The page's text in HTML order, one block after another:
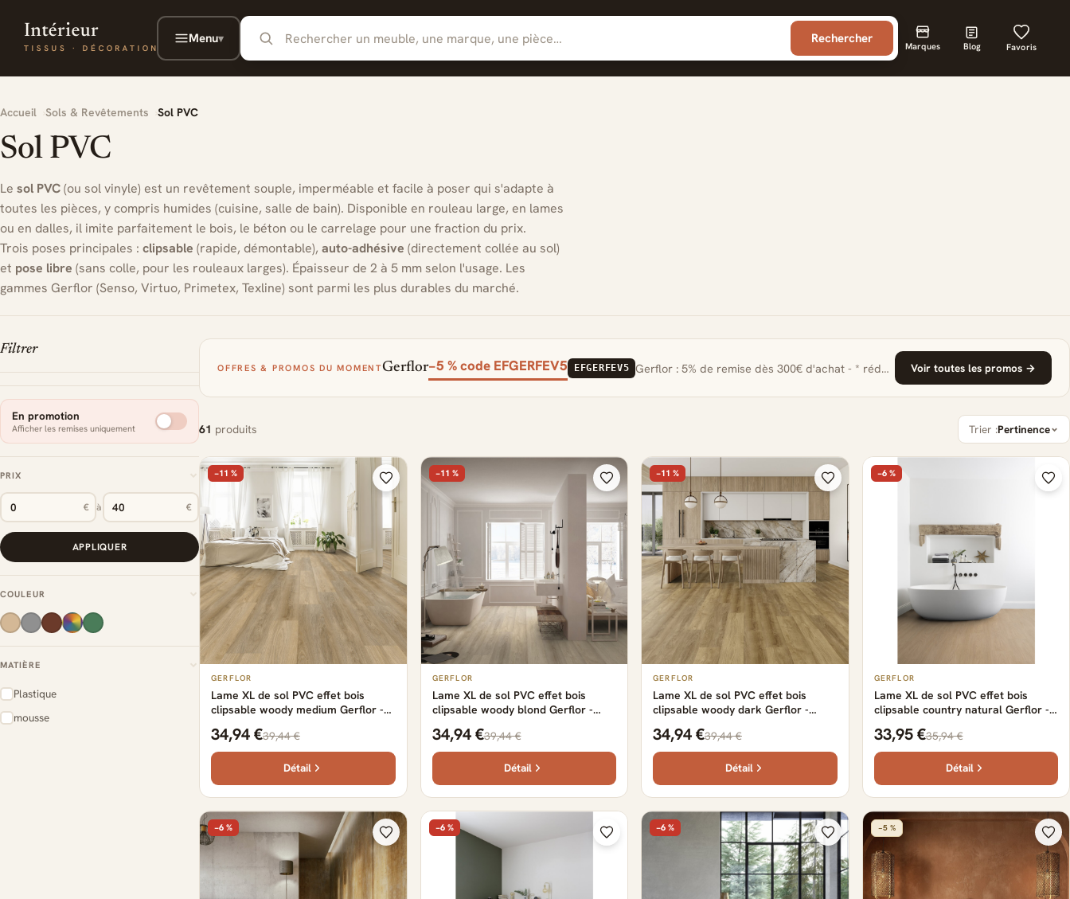
Menu▾ Rechercher Marques Blog Favoris
Accueil Sols & Revêtements Sol PVC
Sol PVC
Le sol PVC(ou sol vinyle) est un revêtement souple, imperméable et facile à poser qui s'adapte à
toutes les pièces, y compris humides (cuisine, salle de bain). Disponible en rouleau large, en lames
ou en dalles, il imite parfaitement le bois, le béton ou le carrelage pour une fraction du prix.
Trois poses principales : clipsable (rapide, démontable), auto-adhésive (directement collée au sol)
et pose libre (sans colle, pour les rouleaux larges). Épaisseur de 2 à 5 mm selon l'usage. Les
gammes Gerflor (Senso, Virtuo, Primetex, Texline) sont parmi les plus durables du marché.
Filtrer
En promotion
Afficher les remises uniquement
PRIX
€ à €
APPLIQUER
COULEUR
MATIÈRE
Plastique
mousse
OFFRES & PROMOS DU MOMENTGerflor−5 % code EFGERFEV5 EFGERFEV5 Gerflor : 5% de remise dès 300€ d'achat - * réduction de 5% sur le montant ho… Voir toutes les promos →
61 produits Trier :Pertinence
−11 %
GERFLOR
Lame XL de sol PVC effet bois
clipsable woody medium Gerflor -
34,94 €39,44 €
Détail
−11 %
GERFLOR
Lame XL de sol PVC effet bois
clipsable woody blond Gerflor -
34,94 €39,44 €
Détail
−11 %
GERFLOR
Lame XL de sol PVC effet bois
clipsable woody dark Gerflor -
34,94 €39,44 €
Détail
−6 %
GERFLOR
Lame XL de sol PVC effet bois
clipsable country natural Gerflor -
33,95 €35,94 €
Détail
−6 % −6 % −6 % −5 %